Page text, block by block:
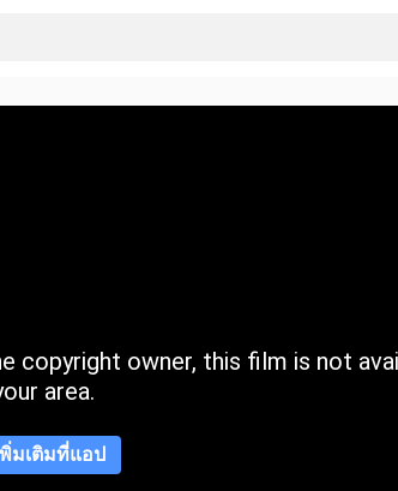
copyright owner, this film is not
area.
มเติมที่แอป